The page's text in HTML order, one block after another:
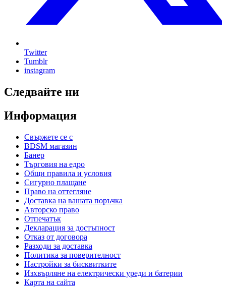
Twitter
Tumblr
instagram
Следвайте ни
Информация
Свържете се с
BDSM магазин
Банер
Търговия на едро
Общи правила и условия
Сигурно плащане
Право на оттегляне
Доставка на вашата поръчка
Авторско право
Отпечатък
Декларация за достъпност
Отказ от договора
Разходи за доставка
Политика за поверителност
Настройки за бисквитките
Изхвърляне на електрически уреди и батерии
Карта на сайта